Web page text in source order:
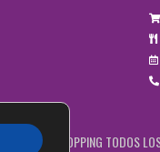
SHOPPING TODOS